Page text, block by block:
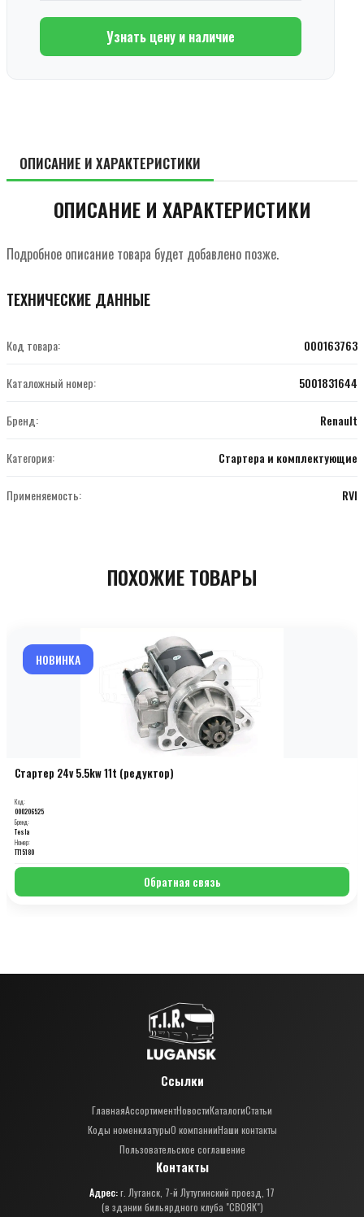
Узнать цену и наличие
ОПИСАНИЕ И ХАРАКТЕРИСТИКИ
ОПИСАНИЕ И ХАРАКТЕРИСТИКИ
Подробное описание товара будет добавлено позже.
ТЕХНИЧЕСКИЕ ДАННЫЕ
Код товара: 000163763
Каталожный номер: 5001831644
Бренд: Renault
Категория: Стартера и комплектующие
Применяемость: RVI
ПОХОЖИЕ ТОВАРЫ
НОВИНКА
Стартер 24v 5.5kw 11t (редуктор)
Код:
000206525
Бренд:
Tesla
Номер:
TT15180
Обратная связь
Ссылки
ГлавнаяАссортиментНовостиКаталогиСтатьи
Коды номенклатурыО компанииНаши контакты
Пользовательское соглашение
Контакты
Адрес:г. Луганск, 7-й Лутугинский проезд, 17
(в здании бильярдного клуба "СВОЯК")